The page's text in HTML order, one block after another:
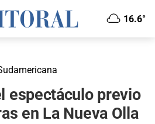
16.6°
espectáculo previo
en La Nueva Olla